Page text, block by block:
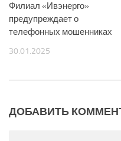
Филиал «Ивэнерго»
предупреждает о
телефонных мошенниках
30.01.2025
ДОБАВИТЬ